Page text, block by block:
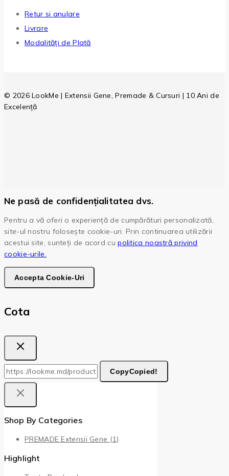
Retur si anulare
Livrare
Modalități de Plată
© 2026 LookMe | Extensii Gene, Premade & Cursuri | 10 Ani de
Excelență
Ne pasă de confidențialitatea dvs.
Pentru a vă oferi o experiență de cumpărături personalizată,
site-ul nostru folosește cookie-uri. Prin continuarea utilizării
acestui site, sunteți de acord cupolitica noastră privind
cookie-urile.
Accepta Cookie-Uri
Cota
CopyCopied!
Shop By Categories
PREMADE Extensii Gene (1)
Highlight